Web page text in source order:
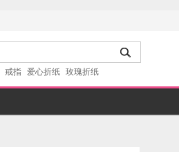
戒指 爱心折纸 玫瑰折纸